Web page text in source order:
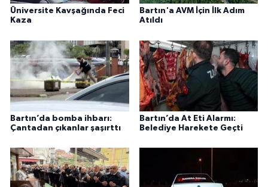
Üniversite Kavşağında Feci
Kaza
Bartın'a AVM İçin İlk Adım
Atıldı
Bartın’da bomba ihbarı:
Çantadan çıkanlar şaşırttı
Bartın’da At Eti Alarmı:
Belediye Harekete Geçti